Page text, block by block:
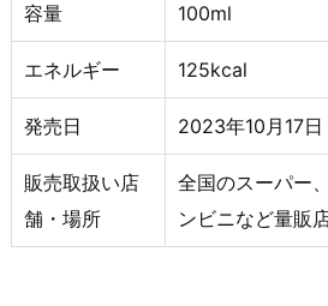
容量 100ml
エネルギー 125kcal
発売日 2023年10月17日
販売取扱い店
舗・場所
全国のスーパー
ンビニなど量販